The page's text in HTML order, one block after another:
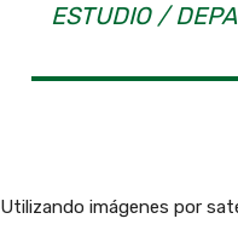
ESTUDIO /
Utilizando imágenes por